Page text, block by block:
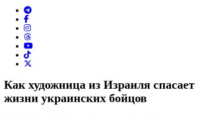
Как художница из Израиля спасает
жизни украинских бойцов